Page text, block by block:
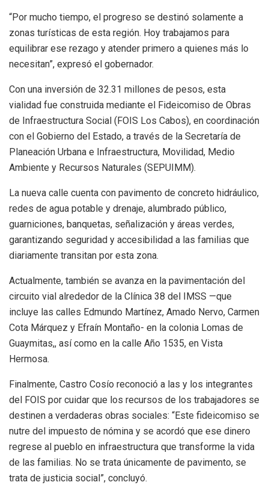
“Por mucho tiempo, el progreso se destinó solamente a
zonas turísticas de esta región. Hoy trabajamos para
equilibrar ese rezago y atender primero a quienes más lo
necesitan”, expresó el gobernador.
Con una inversión de 32.31 millones de pesos, esta
vialidad fue construida mediante el Fideicomiso de Obras
de Infraestructura Social (FOIS Los Cabos), en coordinación
con el Gobierno del Estado, a través de la Secretaría de
Planeación Urbana e Infraestructura, Movilidad, Medio
Ambiente y Recursos Naturales (SEPUIMM).
La nueva calle cuenta con pavimento de concreto hidráulico,
redes de agua potable y drenaje, alumbrado público,
guarniciones, banquetas, señalización y áreas verdes,
garantizando seguridad y accesibilidad a las familias que
diariamente transitan por esta zona.
Actualmente, también se avanza en la pavimentación del
circuito vial alrededor de la Clínica 38 del IMSS —que
incluye las calles Edmundo Martínez, Amado Nervo, Carmen
Cota Márquez y Efraín Montaño- en la colonia Lomas de
Guaymitas,, así como en la calle Año 1535, en Vista
Hermosa.
Finalmente, Castro Cosío reconoció a las y los integrantes
del FOIS por cuidar que los recursos de los trabajadores se
destinen a verdaderas obras sociales: “Este fideicomiso se
nutre del impuesto de nómina y se acordó que ese dinero
regrese al pueblo en infraestructura que transforme la vida
de las familias. No se trata únicamente de pavimento, se
trata de justicia social”, concluyó.